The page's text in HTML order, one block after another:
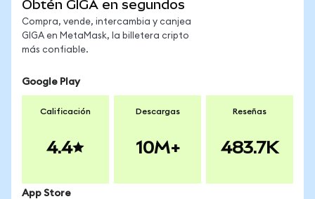
Obtén GIGA en segundos
Compra, vende, intercambia y canjea
GIGA en MetaMask, la billetera cripto
más confiable.
Google Play
Calificación
4.4
Descargas
10M+
Reseñas
483.7K
App Store